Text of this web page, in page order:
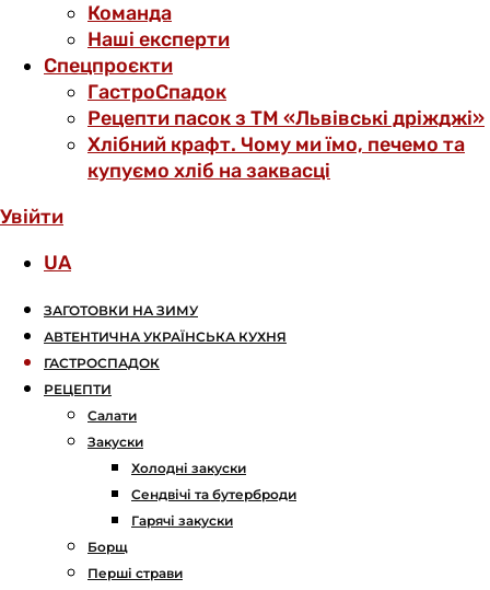
Команда
Наші експерти
Спецпроєкти
ГастроСпадок
Рецепти пасок з ТМ «Львівські дріжджі»
Хлібний крафт. Чому ми їмо, печемо та
купуємо хліб на заквасці
Увійти
UA
ЗАГОТОВКИ НА ЗИМУ
АВТЕНТИЧНА УКРАЇНСЬКА КУХНЯ
ГАСТРОСПАДОК
РЕЦЕПТИ
Салати
Закуски
Холодні закуски
Сендвічі та бутерброди
Гарячі закуски
Борщ
Перші страви